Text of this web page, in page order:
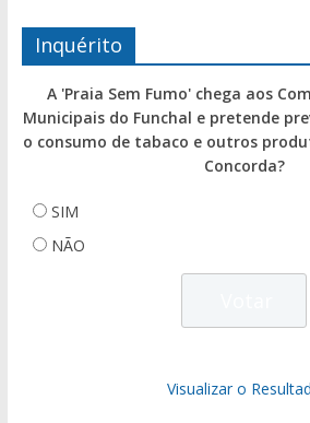
Inquérito
A 'Praia Sem Fumo' chega aos
Municipais do Funchal e pretende
o consumo de tabaco e outros
Concorda?
SIM
NÃO
Visualizar o